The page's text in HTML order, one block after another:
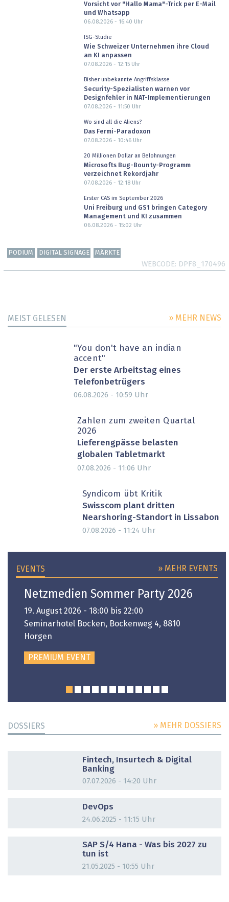
Vorsicht vor "Hallo Mama"-Trick per E-Mail
und Whatsapp
06.08.2026 - 16:40 Uhr
ISG-Studie
Wie Schweizer Unternehmen ihre Cloud
an KI anpassen
07.08.2026 - 12:15Uhr
Bisher unbekannte Angriffsklasse
Security-Spezialisten warnen vor
Designfehler in NAT-Implementierungen
07.08.2026 - 11:50 Uhr
Wo sind all die Aliens?
Das Fermi-Paradoxon
07.08.2026 - 10:46Uhr
20 Millionen Dollar an Belohnungen
Microsofts Bug-Bounty-Programm
verzeichnet Rekordjahr
07.08.2026 - 12:18Uhr
Erster CAS im September 2026
Uni Freiburg und GS1 bringen Category
Management und KI zusammen
06.08.2026 - 15:02 Uhr
PODIUM DIGITAL SIGNAGE MÄRKTE
WEBCODE DPF8_170496
MEIST GELESEN » MEHR NEWS
"You don't have an indian
accent"
Der erste Arbeitstag eines
Telefonbetrügers
06.08.2026 - 10:59 Uhr
Zahlen zum zweiten Quartal
2026
Lieferengpässe belasten
globalen Tabletmarkt
07.08.2026 - 11:06 Uhr
Syndicom übt Kritik
Swisscom plant dritten
Nearshoring-Standort in Lissabon
07.08.2026 - 11:24 Uhr
EVENTS » MEHR EVENTS
Netzmedien Sommer Party 2026
19. August 2026 - 18:00 bis 22:00
Seminarhotel Bocken, Bockenweg 4, 8810
Horgen
PREMIUM EVENT
DOSSIERS » MEHR DOSSIERS
Fintech, Insurtech & Digital
Banking
07.07.2026 - 14:20 Uhr
DevOps
24.06.2025 - 11:15 Uhr
SAP S/4 Hana - Was bis 2027 zu
tun ist
21.05.2025 - 10:55 Uhr